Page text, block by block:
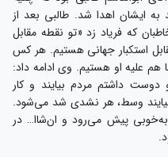
ایشان اهدا شد. طالبی بعد از
که فریاد زد «تو نقطه مقابل
استکبار جهانی هستیم. هر کس
علیه او هستیم. وی ادامه داد:
دوست داشتم مردم بیایند و کار
وسط، هر نشدی شد می‌شود.
اما امروز به‌خوبی پیش می‌رود و ان‌شاا… در